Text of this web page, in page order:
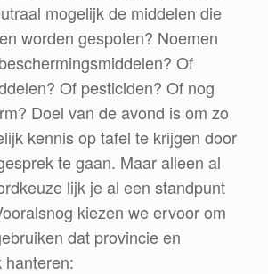
mogelijk de middelen die
worden gespoten? Noemen
Of
Of pesticiden? Of nog
Doel van de avond is om zo
kennis op tafel te krijgen door
te gaan. Maar alleen al
lijk je al een standpunt
kiezen we ervoor om
dat provincie en
hanteren: